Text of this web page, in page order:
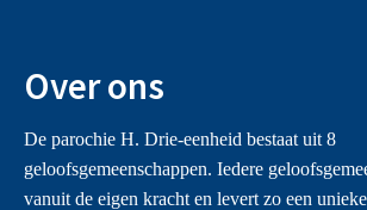
Over ons
De parochie H. Drie-eenheid bestaat uit 8
geloofsgemeenschappen. Iedere
vanuit de eigen kracht en levert zo een